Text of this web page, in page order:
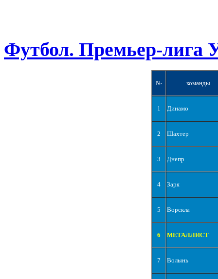
Футбол. Премьер-лига
№ команды
1 Динамо
2 Шахтер
3 Днепр
4 Заря
5 Ворскла
6 МЕТАЛЛИСТ
7 Волынь